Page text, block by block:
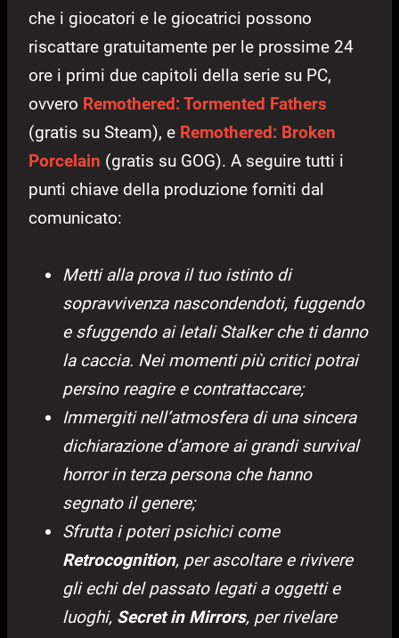
che i giocatori e le giocatrici possono
riscattare gratuitamente per le prossime 24
ore i primi due capitoli della serie su PC,
ovvero Remothered: Tormented Fathers
(gratis su Steam), e Remothered: Broken
Porcelain (gratis su GOG). A seguire tutti i
punti chiave della produzione forniti dal
comunicato:
Metti alla prova il tuo istinto di
sopravvivenza nascondendoti, fuggendo
e sfuggendo ai letali Stalker che ti danno
la caccia. Nei momenti più critici potrai
persino reagire e contrattaccare;
Immergiti nell’atmosfera di una sincera
dichiarazione d’amore ai grandi survival
horror in terza persona che hanno
segnato il genere;
Sfrutta i poteri psichici come
Retrocognition, per ascoltare e rivivere
gli echi del passato legati a oggetti e
luoghi, Secret in Mirrors, per rivelare